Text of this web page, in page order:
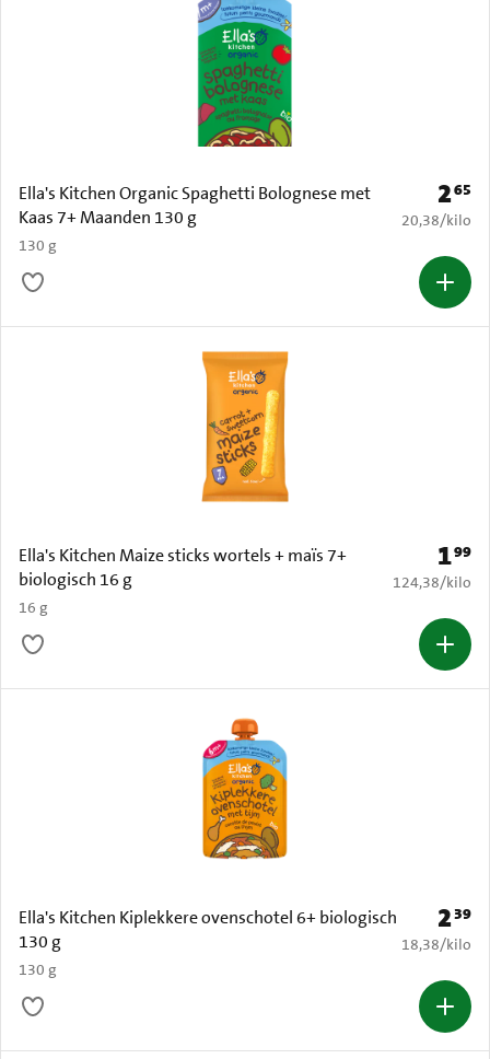
Ella's Kitchen Organic Spaghetti Bolognese met
Kaas 7+ Maanden 130 g
130 g
Prijs:
265
€ 20,38 per
20,38/kilo
Ella's Kitchen Maize sticks wortels + maïs 7+
biologisch 16 g
16 g
Prijs:
199
€ 124,38 per
124,38/kilo
Ella's Kitchen Kiplekkere ovenschotel 6+ biologisch
130 g
130 g
Prijs:
239
€ 18,38 per
18,38/kilo